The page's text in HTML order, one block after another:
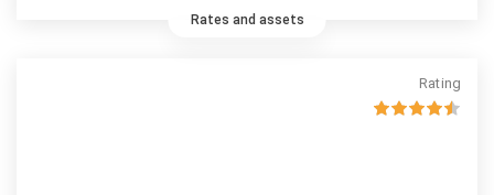
Rates and assets
Rating